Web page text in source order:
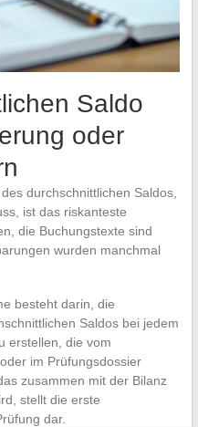
Saldo
oder
durchschnittlichen Saldos,
ist das riskanteste
die Buchungstexte sind
wurden manchmal
besteht darin, die
Saldos bei jedem
erstellen, die vom
im Prüfungsdossier
zusammen mit der Bilanz
stellt die erste
dar.